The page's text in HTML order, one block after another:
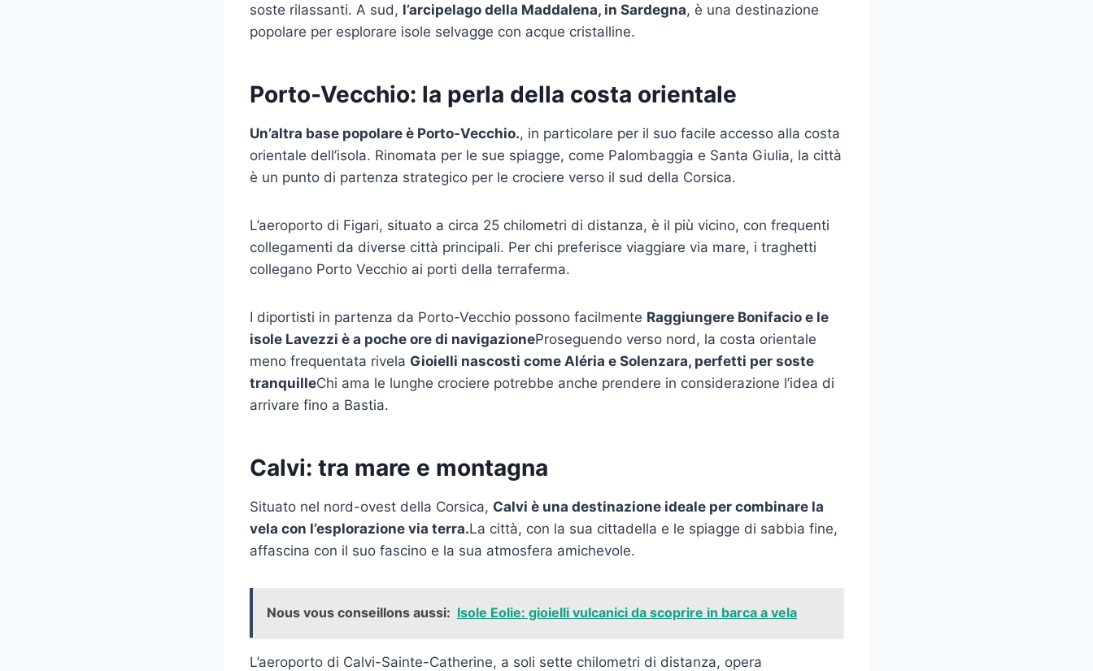
soste rilassanti. A sud, l’arcipelago della Maddalena, in Sardegna, è una destinazione
popolare per esplorare isole selvagge con acque cristalline.
Porto-Vecchio: la perla della costa orientale
Un’altra base popolare è Porto-Vecchio., in particolare per il suo facile accesso alla costa
orientale dell’isola. Rinomata per le sue spiagge, come Palombaggia e Santa Giulia, la città
è un punto di partenza strategico per le crociere verso il sud della Corsica.
L’aeroporto di Figari, situato a circa 25 chilometri di distanza, è il più vicino, con frequenti
collegamenti da diverse città principali. Per chi preferisce viaggiare via mare, i traghetti
collegano Porto Vecchio ai porti della terraferma.
I diportisti in partenza da Porto-Vecchio possono facilmente Raggiungere Bonifacio e le
isole Lavezzi è a poche ore di navigazioneProseguendo verso nord, la costa orientale
meno frequentata rivela Gioielli nascosti come Aléria e Solenzara, perfetti per soste
tranquilleChi ama le lunghe crociere potrebbe anche prendere in considerazione l’idea di
arrivare fino a Bastia.
Calvi: tra mare e montagna
Situato nel nord-ovest della Corsica, Calvi è una destinazione ideale per combinare la
vela con l’esplorazione via terra.La città, con la sua cittadella e le spiagge di sabbia fine,
affascina con il suo fascino e la sua atmosfera amichevole.
Nous vous conseillons aussi: Isole Eolie: gioielli vulcanici da scoprire in barca a vela
L’aeroporto di Calvi-Sainte-Catherine, a soli sette chilometri di distanza, opera